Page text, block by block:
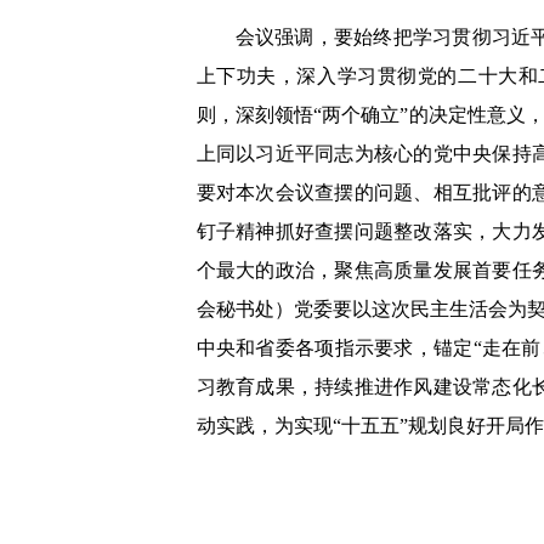
会议强调，要始终把学习贯彻习近
上下功夫，深入学习贯彻党的二十大
则，深刻领悟“两个确立”的决定性意义
上同以习近平同志为核心的党中央保
要对本次会议查摆的问题、相互批评的
钉子精神抓好查摆问题整改落实，大力
个最大的政治，聚焦高质量发展首要任
会秘书处）党委要以这次民主生活会为
中央和省委各项指示要求，锚定“走在
习教育成果，持续推进作风建设常态
动实践，为实现“十五五”规划良好开局